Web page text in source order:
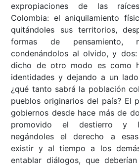
expropiaciones de las
Colombia: el aniquilamiento
quitándoles sus territorios,
formas de pensamiento,
condenándolos al olvido, y
dicho de otro modo es como
identidades y dejando a un
¿qué tanto sabrá la población
pueblos originarios del país? El
gobiernos desde hace más de
promovido el destierro y
negándoles el derecho a
existir y al tiempo a los
entablar diálogos, que